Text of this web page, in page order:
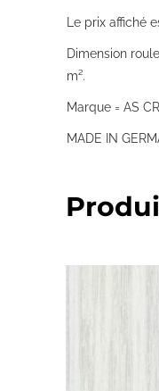
Le prix affiché
Dimension
m².
Marque = AS
MADE IN